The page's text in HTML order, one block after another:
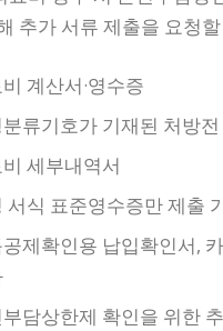
추가 서류 제출을 요청
계산서·영수증
류기호가 기재된 처방
세부내역서
서식 표준영수증만 제출
제확인용 납입확인서,
담상한제 확인을 위한